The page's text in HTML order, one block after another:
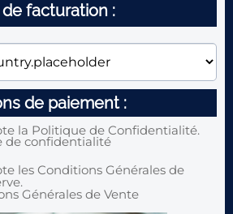
facturation :
de paiement :
la Politique de Confidentialité.
de confidentialité
les Conditions Générales de
Générales de Vente